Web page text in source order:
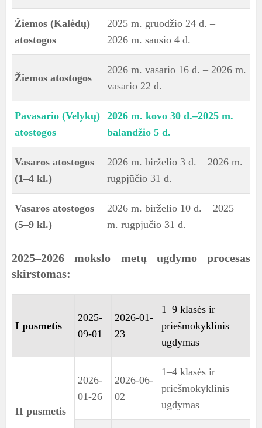
Žiemos (Kalėdų)
atostogos
2025 m. gruodžio 24 d. –
2026 m. sausio 4 d.
Žiemos atostogos
2026 m. vasario 16 d. – 2026 m.
vasario 22 d.
Pavasario (Velykų)
atostogos
2026 m. kovo 30 d.–2025 m.
balandžio 5 d.
Vasaros atostogos
(1–4 kl.)
2026 m. birželio 3 d. – 2026 m.
rugpjūčio 31 d.
Vasaros atostogos
(5–9 kl.)
2026 m. birželio 10 d. – 2025
m. rugpjūčio 31 d.
2025–2026 mokslo metų ugdymo procesas
skirstomas:
I pusmetis
2025-
09-01
2026-01-
23
1–9 klasės ir
priešmokyklinis
ugdymas
II pusmetis
2026-
01-26
2026-06-
02
1–4 klasės ir
priešmokyklinis
ugdymas